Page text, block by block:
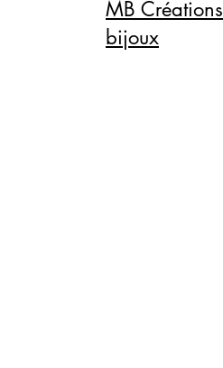
MB Créations
bijoux